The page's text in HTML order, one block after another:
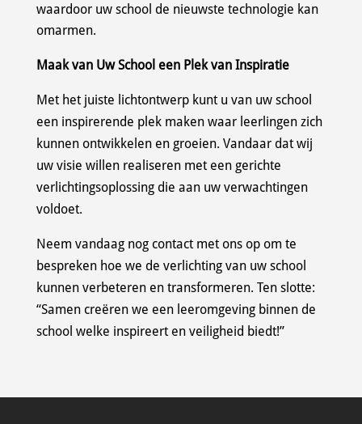
waardoor uw school de nieuwste technologie kan
omarmen.
Maak van Uw School een Plek van Inspiratie
Met het juiste lichtontwerp kunt u van uw school
een inspirerende plek maken waar leerlingen zich
kunnen ontwikkelen en groeien. Vandaar dat wij
uw visie willen realiseren met een gerichte
verlichtingsoplossing die aan uw verwachtingen
voldoet.
Neem vandaag nog contact met ons op om te
bespreken hoe we de verlichting van uw school
kunnen verbeteren en transformeren. Ten slotte:
“Samen creëren we een leeromgeving binnen de
school welke inspireert en veiligheid biedt!”